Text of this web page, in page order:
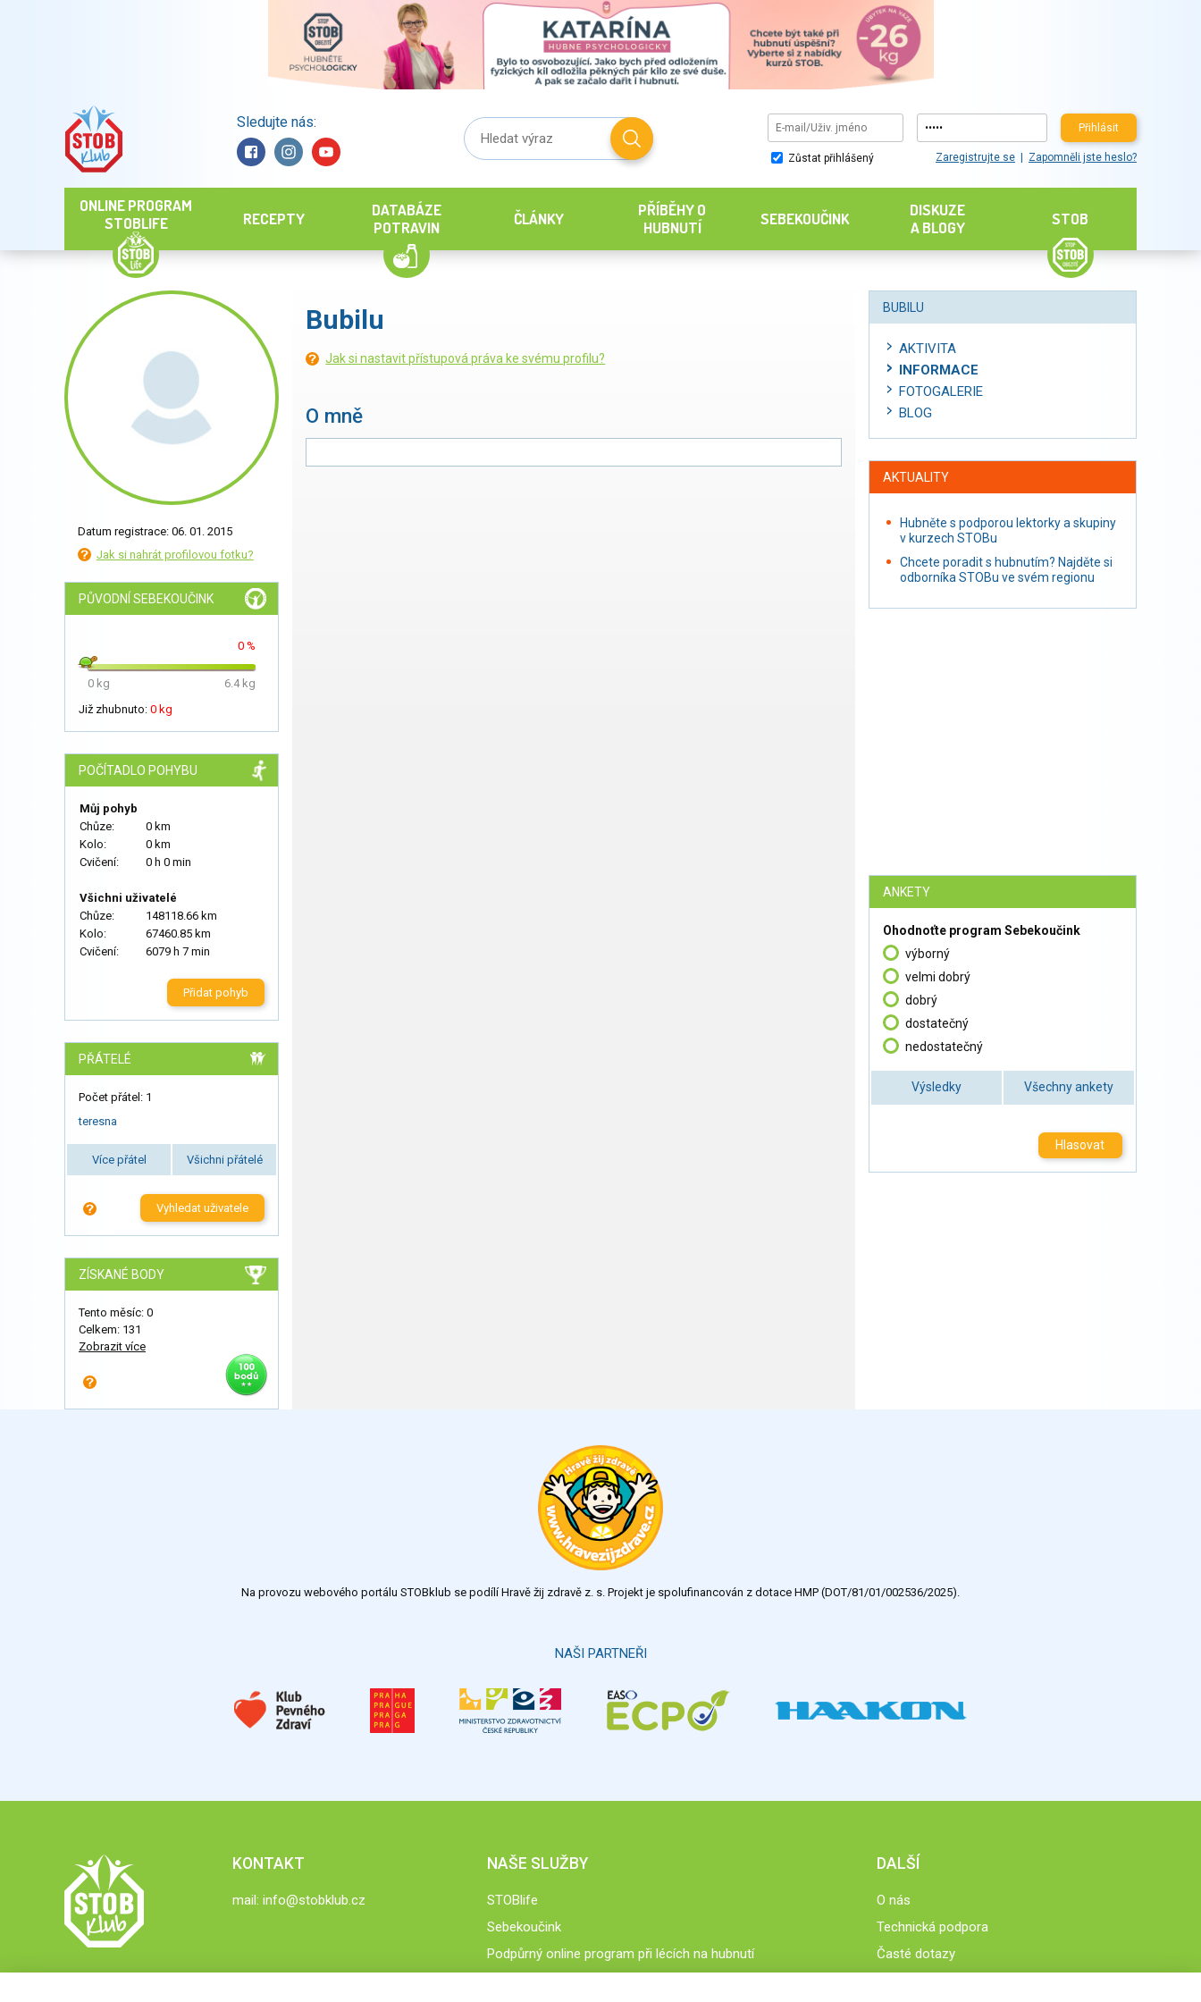
Sledujte nás: Přihlásit
Zůstat přihlášený Zaregistrujte se Zapomněli jste heslo?
ONLINE PROGRAM
STOBLIFE
RECEPTY
DATABÁZE
POTRAVIN
ČLÁNKY
PŘÍBĚHY O
HUBNUTÍ
SEBEKOUČINK
DISKUZE
A BLOGY
STOB
Datum registrace: 06. 01. 2015
Jak si nahrát profilovou fotku?
PŮVODNÍ SEBEKOUČINK
0 %
0 kg
6.4 kg
Již zhubnuto: 0 kg
POČÍTADLO POHYBU
Můj pohyb
Chůze:
0 km
Kolo:
0 km
Cvičení:
0 h 0 min
Všichni uživatelé
Chůze:
148118.66 km
Kolo:
67460.85 km
Cvičení:
6079 h 7 min
Přidat pohyb
PŘÁTELÉ
Počet přátel: 1
teresna
Více přátel Všichni přátelé
Vyhledat uživatele
ZÍSKANÉ BODY
Tento měsíc: 0
Celkem: 131
Zobrazit více
Bubilu
Jak si nastavit přístupová práva ke svému profilu?
O mně
BUBILU
AKTIVITA
INFORMACE
FOTOGALERIE
BLOG
AKTUALITY
Hubněte s podporou lektorky a skupiny
v kurzech STOBu
Chcete poradit s hubnutím? Najděte si
odborníka STOBu ve svém regionu
ANKETY
Ohodnoťte program Sebekoučink
výborný
velmi dobrý
dobrý
dostatečný
nedostatečný
Výsledky Všechny ankety
Hlasovat
Na provozu webového portálu STOBklub se podílí Hravě žij zdravě z. s. Projekt je spolufinancován z dotace HMP (DOT/81/01/002536/2025).
NAŠI PARTNEŘI
KONTAKT
mail: info@stobklub.cz
NAŠE SLUŽBY
STOBlife
Sebekoučink
Podpůrný online program při lécích na hubnutí
DALŠÍ
O nás
Technická podpora
Časté dotazy